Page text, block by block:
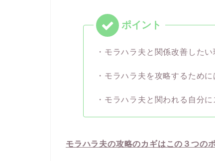
・モラハラ夫と関係改善した
・モラハラ夫を攻略するため
・モラハラ夫と関われる自分
モラハラ夫の攻略のカギはこの３つの